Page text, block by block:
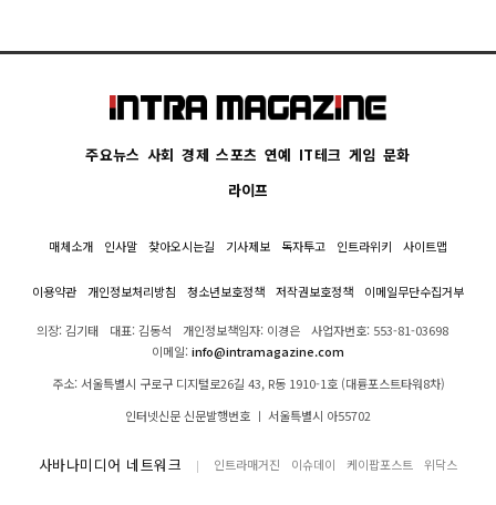
주요뉴스 사회 경제 스포츠 연예 IT테크 게임 문화
라이프
매체소개 인사말 찾아오시는길 기사제보 독자투고 인트라위키 사이트맵
이용약관 개인정보처리방침 청소년보호정책 저작권보호정책 이메일무단수집거부
의장: 김기태 대표: 김동석 개인정보책임자: 이경은
사업자번호: 553-81-03698
이메일:info@intramagazine.com
주소: 서울특별시 구로구 디지털로26길 43, R동 1910-1호 (대륭포스트타워8차)
인터넷신문 신문발행번호 ㅣ 서울특별시 아55702
사바나미디어 네트워크 인트라매거진 이슈데이 케이팝포스트 위닥스